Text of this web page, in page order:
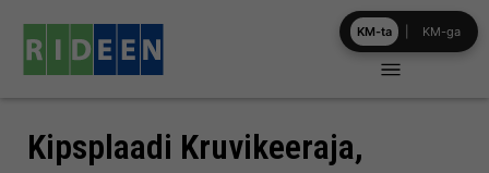
content
Kipsplaadi Kruvikeeraja,
KM-ta KM-ga